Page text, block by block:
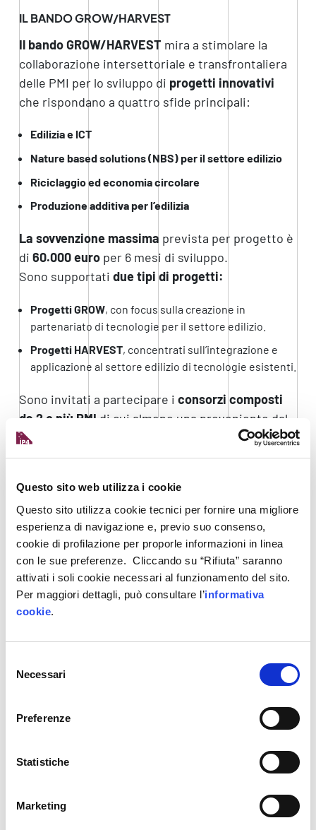
Questo sito web utilizza i cookie
Questo sito utilizza cookie tecnici per fornire una migliore
esperienza di navigazione e, previo suo consenso,
cookie di profilazione per proporle informazioni in linea
con le sue preferenze. Cliccando su “Rifiuta” saranno
attivati i soli cookie necessari al funzionamento del sito.
Per maggiori dettagli, può consultare l’informativa
cookie.
delNecessari
Preferenze
Statistiche
Marketing
IL BANDO GROW/HARVEST
Il bando GROW/HARVEST mira a stimolare la
collaborazione intersettoriale e transfrontaliera
delle PMI per lo sviluppo di progetti innovativi
che rispondano a quattro sfide principali:
Edilizia e ICT
Nature based solutions (NBS) per il settore edilizio
Riciclaggio ed economia circolare
Produzione additiva per l’edilizia
La sovvenzione massima prevista per progetto è
di 60.000 europer 6 mesi di sviluppo.
Sono supportati due tipi di progetti:
Progetti GROW, con focus sulla creazione in
partenariato di tecnologie per il settore edilizio.
Progetti HARVEST, concentrati sull’integrazione e
applicazione al settore edilizio di tecnologie esistenti.
Sono invitati a partecipare i consorzi composti
da 2 o più PMI di cui almeno una proveniente dal
settore edilizio. I restanti componenti devono
essere attivi in uno dei settori ammessi dal
economia circolare e riciclaggio, NBS.
Le aziende candidate devono avere sede nei
paesi UE o nei paesi associati a H2020, con
almeno uno dei componenti del consorzio
stabilito in uno degli Stati destinatari di
Metabuilding: Austria, Francia, Ungheria, Italia,
Portogallo, Spagna.
candidati nell’identificare potenziali partner con
Il termine per presentare le domande è fissato al
Maggiori informazioni alla
pagina ufficiale di
COME SFRUTTARE AL MEGLIO QUESTA